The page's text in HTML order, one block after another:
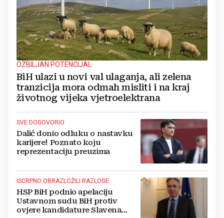
OZBILJAN POTENCIJAL
BiH ulazi u novi val ulaganja, ali zelena
tranzicija mora odmah misliti i na kraj
životnog vijeka vjetroelektrana
SVE DOGOVORIO
Dalić donio odluku o nastavku
karijere! Poznato koju
reprezentaciju preuzima
ISCRPNO OBRAZLOŽILI RAZLOGE
HSP BiH podnio apelaciju
Ustavnom sudu BiH protiv
ovjere kandidature Slavena